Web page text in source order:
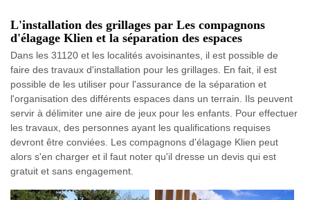
L'installation des grillages par Les compagnons
d'élagage Klien et la séparation des espaces
Dans les 31120 et les localités avoisinantes, il est possible de
faire des travaux d'installation pour les grillages. En fait, il est
possible de les utiliser pour l'assurance de la séparation et
l'organisation des différents espaces dans un terrain. Ils peuvent
servir à délimiter une aire de jeux pour les enfants. Pour effectuer
les travaux, des personnes ayant les qualifications requises
devront être conviées. Les compagnons d'élagage Klien peut
alors s'en charger et il faut noter qu'il dresse un devis qui est
gratuit et sans engagement.